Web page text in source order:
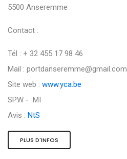
5500 Anseremme
Contact :
Tél : + 32 455 17 98 46
Mail : portdanseremme@gmail.com
Site web : www.yca.be
SPW - MI
Avis : NtS
PLUS D'INFOS